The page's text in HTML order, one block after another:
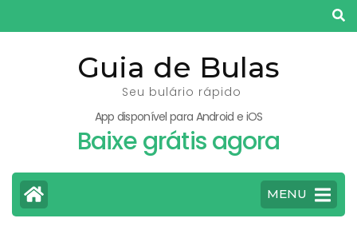
para
Guia de Bulas
Seu bulário rápido
App disponível para Android e iOS
Baixe grátis agora
MENU